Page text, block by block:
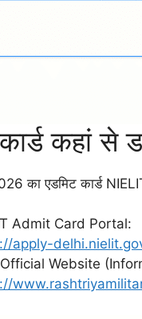
कहां
का एडमिट कार्ड
Admit Card Portal:
apply-
Website